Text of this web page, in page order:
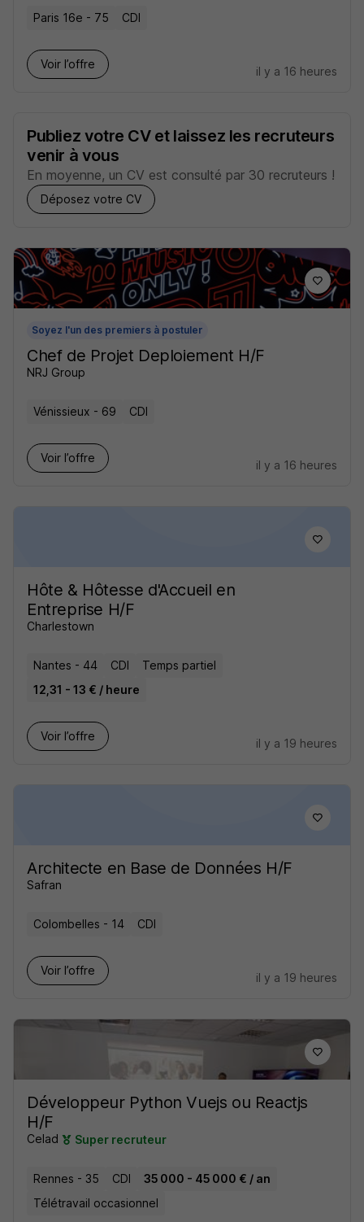
Paris 16e - 75 CDI
Voir l’offre
il y a 16 heures
Publiez votre CV et laissez les recruteurs
venir à vous
En moyenne, un CV est consulté par 30 recruteurs !
Déposez votre CV
Soyez l'un des premiers à postuler
Chef de Projet Deploiement H/F
NRJ Group
Vénissieux - 69 CDI
Voir l’offre
il y a 16 heures
Hôte & Hôtesse d'Accueil en
Entreprise H/F
Charlestown
Nantes - 44 CDI
Temps partiel
12,31 - 13 € / heure
Voir l’offre
il y a 19 heures
Architecte en Base de Données H/F
Safran
Colombelles - 14 CDI
Voir l’offre
il y a 19 heures
Développeur Python Vuejs ou Reactjs
H/F
Celad Super recruteur
Rennes - 35 CDI
35 000 - 45 000 € / an
Télétravail occasionnel